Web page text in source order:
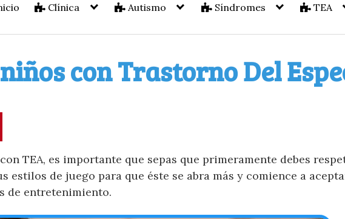
Clínica Autismo Síndromes TEA
con Trastorno Del
TEA, es importante que sepas que primeramente debes
estilos de juego para que éste se abra más y comience a
de entretenimiento.